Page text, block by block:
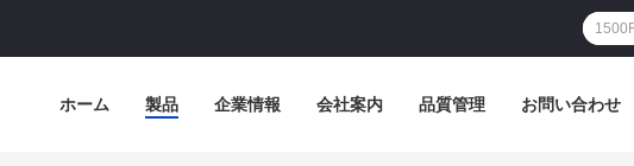
ホーム 製品 企業情報 会社案内 品質管理 お問い合わせ